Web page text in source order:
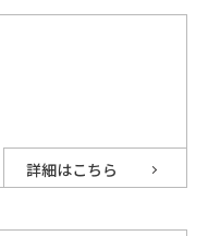
詳細はこちら